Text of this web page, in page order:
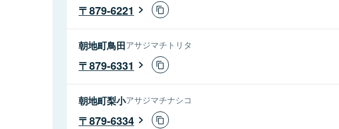
879-6221
朝地町鳥田アサジマチトリタ
879-6331
朝地町梨小アサジマチナシコ
879-6334